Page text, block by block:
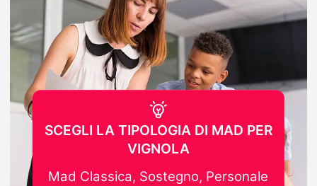
SCEGLI LA TIPOLOGIA DI MAD PER
VIGNOLA
Mad Classica, Sostegno, Personale